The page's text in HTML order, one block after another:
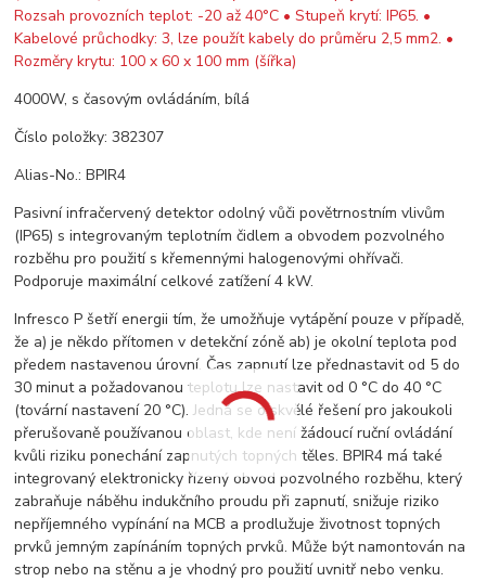
4000W, s časovým ovládáním, bílá
Číslo položky: 382307
Alias-No.: BPIR4
Pasivní infračervený detektor odolný vůči povětrnostním vlivům
(IP65) s integrovaným teplotním čidlem a obvodem pozvolného
rozběhu pro použití s ​​křemennými halogenovými ohřívači.
Podporuje maximální celkové zatížení 4 kW.
Infresco P šetří energii tím, že umožňuje vytápění pouze v případě,
že a) je někdo přítomen v detekční zóně ab) je okolní teplota pod
předem nastavenou úrovní. Čas zapnutí lze přednastavit od 5 do
30 minut a požadovanou teplotu lze nastavit od 0 °C do 40 °C
(tovární nastavení 20 °C). Jedná se o skvělé řešení pro jakoukoli
přerušovaně používanou oblast, kde není žádoucí ruční ovládání
kvůli riziku ponechání zapnutých topných těles. BPIR4 má také
integrovaný elektronicky řízený obvod pozvolného rozběhu, který
zabraňuje náběhu indukčního proudu při zapnutí, snižuje riziko
nepříjemného vypínání na MCB a prodlužuje životnost topných
prvků jemným zapínáním topných prvků. Může být namontován na
strop nebo na stěnu a je vhodný pro použití uvnitř nebo venku.